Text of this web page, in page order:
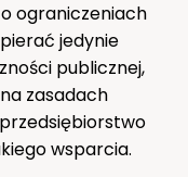
ograniczeniach
jedynie
publicznej,
zasadach
wsparcia.